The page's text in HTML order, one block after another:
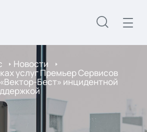
Новости
услуг Премьер Сервисов
Бест» инцидентной